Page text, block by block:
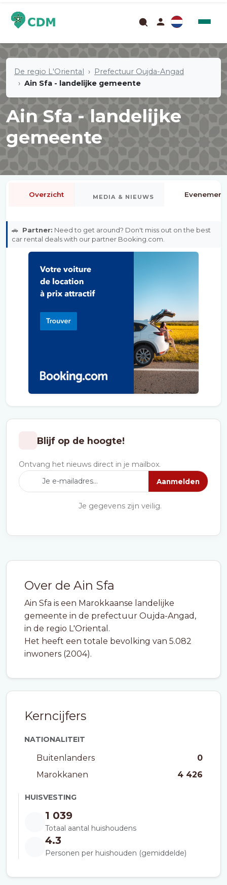
De regio L'Oriental
Prefectuur Oujda-Angad
Ain Sfa - landelijke gemeente
Ain Sfa - landelijke
gemeente
Over de Ain Sfa
Ain Sfa is een Marokkaanse landelijke
gemeente in de prefectuur Oujda-Angad,
in de regio L'Oriental.
Het heeft een totale bevolking van 5.082
inwoners (2004).
Kerncijfers
NATIONALITEIT
Buitenlanders
0
Marokkanen
4 426
HUISVESTING
1 039
Totaal aantal huishoudens
4.3
Personen per huishouden (gemiddelde)
Overzicht MEDIA & NIEUWS
🚗 Partner: Need to get around? Don't miss out on the best
car rental deals with our partner Booking.com.
Blijf op de hoogte!
Ontvang het nieuws direct in je mailbox.
Aanmelden
Je gegevens zijn veilig.